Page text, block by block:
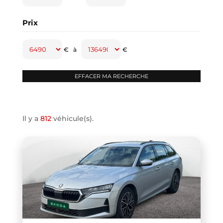
CLASSE A (1)
CLIO IV (1)
COMPASS
COOPER F67 (1)
COUPE R58 (1)
CRAFTER VAN (1)
DB11 COUPE (1)
Prix
€ à €
Il y a 812véhicule(s).